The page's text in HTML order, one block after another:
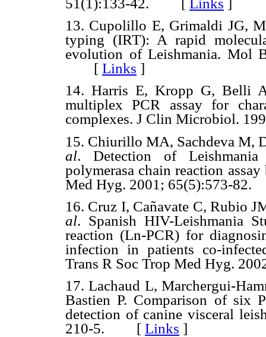
51(1):133-42. [ Links ]
13. Cupolillo E, Grimaldi JG,
typing (IRT): A rapid
evolution of Leishmania. Mol
[ Links ]
14. Harris E, Kropp G, Belli
multiplex PCR assay for
complexes. J Clin Microbiol.
15. Chiurillo MA, Sachdeva M,
al.Detection of
polymerasa chain reaction
Med Hyg. 2001; 65(5):573-
16. Cruz I, Cañavate C, Rubio
al. Spanish HIV-Leishmania
reaction (Ln-PCR) for
infection in patients co-
Trans R Soc Trop Med Hyg.
17. Lachaud L, Marchergui-
Bastien P. Comparison of six
detection of canine visceral
210-5. [ Links ]